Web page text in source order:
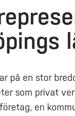
på en stor
som privat
en